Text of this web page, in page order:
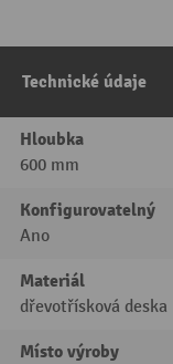
Technické údaje
Hloubka
600 mm
Konfigurovatelný
Ano
Materiál
dřevotřísková deska
Místo výroby